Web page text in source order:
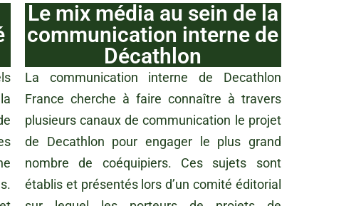
Le mix média au sein de la
communication interne de
Décathlon
La communication interne de Decathlon
France cherche à faire connaître à travers
plusieurs canaux de communication le projet
de Decathlon pour engager le plus grand
nombre de coéquipiers. Ces sujets sont
établis et présentés lors d’un comité éditorial